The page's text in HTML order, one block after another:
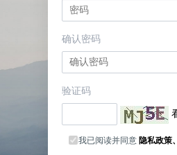
确认密码
验证码
我已阅读并同意 隐私政策